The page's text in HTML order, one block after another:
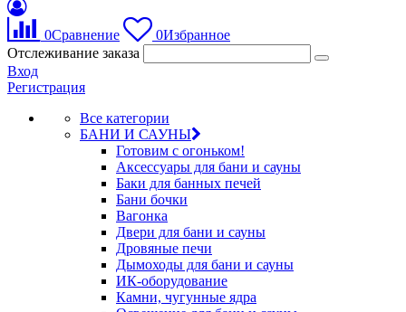
0Сравнение 0Избранное
Отслеживание заказа
Вход
Регистрация
Все категории
БАНИ И САУНЫ
Готовим с огоньком!
Аксессуары для бани и сауны
Баки для банных печей
Бани бочки
Вагонка
Двери для бани и сауны
Дровяные печи
Дымоходы для бани и сауны
ИК-оборудование
Камни, чугунные ядра